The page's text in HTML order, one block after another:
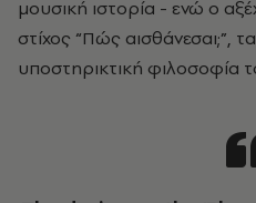
μουσική ιστορία - ενώ ο
στίχος “Πώς αισθάνεσαι;”,
υποστηρικτική φιλοσοφία